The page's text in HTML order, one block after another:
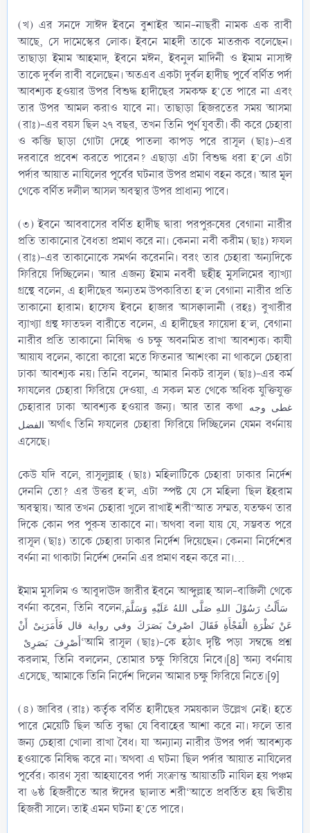
(খ) এর সনদে সাঈদ ইবনে বুশাইর আন-নাছরী নামক এক রাবী
আছে, সে দামেস্কের লোক। ইবনে মাহদী তাকে মাতরূক বলেছেন।
তাছাড়া ইমাম আহমাদ, ইবনে মঈন, ইবনুল মাদিনী ও ইমাম নাসাঈ
তাকে দুর্বল রাবী বলেছেন। অতএব একটা দুর্বল হাদীছ পূর্বে বর্ণিত পর্দা
আবশ্যক হওয়ার উপর বিশুদ্ধ হাদীছের সমকক্ষ হ’তে পারে না এবং
তার উপর আমল করাও যাবে না। তাছাড়া হিজরতের সময় আসমা
(রাঃ)-এর বয়স ছিল ২৭ বছর, তখন তিনি পূর্ণ যুবতী। কী করে চেহারা
ও কব্জি ছাড়া গোটা দেহে পাতলা কাপড় পরে রাসূল (ছাঃ)-এর
দরবারে প্রবেশ করতে পারেন? এছাড়া এটা বিশুদ্ধ ধরা হ’লে এটা
পর্দার আয়াত নাযিলের পূর্বের ঘটনার উপর প্রমাণ বহন করে। আর মূল
থেকে বর্ণিত দলীল আসল অবস্থার উপর প্রাধান্য পাবে।
(৩) ইবনে আববাসের বর্ণিত হাদীছ দ্বারা পরপুরুষের বেগানা নারীর
প্রতি তাকানোর বৈধতা প্রমাণ করে না। কেননা নবী করীম (ছাঃ) ফযল
(রাঃ)-এর তাকানোকে সমর্থন করেননি। বরং তার চেহারা অন্যদিকে
ফিরিয়ে দিচ্ছিলেন। আর এজন্য ইমাম নববী ছহীহ মুসলিমের ব্যাখ্যা
গ্রন্থে বলেন, এ হাদীছের অন্যতম উপকারিতা হ’ল বেগানা নারীর প্রতি
তাকানো হারাম। হাফেয ইবনে হাজার আসক্বালানী (রহঃ) বুখারীর
ব্যাখ্যা গ্রন্থ ফাতহুল বারীতে বলেন, এ হাদীছের ফায়েদা হ’ল, বেগানা
নারীর প্রতি তাকানো নিষিদ্ধ ও চক্ষু অবনমিত রাখা আবশ্যক। কাযী
আয়ায বলেন, কারো কারো মতে ফিতনার আশংকা না থাকলে চেহারা
ঢাকা আবশ্যক নয়। তিনি বলেন, আমার নিকট রাসূল (ছাঃ)-এর কর্ম
ফাযলের চেহারা ফিরিয়ে দেওয়া, এ সকল মত থেকে অধিক যুক্তিযুক্ত
চেহারার ঢাকা আবশ্যক হওয়ার জন্য। আর তার কথা
غطى وجه
الفضل
অর্থাৎ তিনি ফযলের চেহারা ফিরিয়ে দিচ্ছিলেন যেমন বর্ণনায়
এসেছে।
কেউ যদি বলে, রাসূলুল্লাহ (ছাঃ) মহিলাটিকে চেহারা ঢাকার নির্দেশ
দেননি তো? এর উত্তর হ’ল, এটা স্পষ্ট যে সে মহিলা ছিল ইহরাম
অবস্থায়। আর তখন চেহারা খুলে রাখাই শরী‘আত সম্মত, যতক্ষণ তার
দিকে কোন পর পুরুষ তাকাবে না। অথবা বলা যায় যে, সম্ভবত পরে
রাসূল (ছাঃ) তাকে চেহারা ঢাকার নির্দেশ দিয়েছেন। কেননা নির্দেশের
বর্ণনা না থাকাটা নির্দেশ দেননি এর প্রমাণ বহন করে না।...
ইমাম মুসলিম ও আবূদাঊদ জারীর ইবনে আব্দুল্লাহ আল-বাজিলী থেকে
বর্ণনা করেন, তিনি বলেন, سَأَلْتُ رَسُوْلَ اللهِ صَلَّى اللهُ عَلَيْهِ وَسَلَّمَ
عَنْ نَظْرَةِ الْفَجْأَةِ فَقَالَ اصْرِفْ بَصَرَكَ وفي رواية قال فَأَمَرَنِىْ أَنْ
أَصْرِفَ بَصَرِىْ ‘আমি রাসূল (ছাঃ)-কে হঠাৎ দৃষ্টি পড়া সম্বন্ধে প্রশ্ন
করলাম, তিনি বললেন, তোমার চক্ষু ফিরিয়ে নিবে।[8] অন্য বর্ণনায়
এসেছে, আমাকে তিনি নির্দেশ দিলেন আমার চক্ষু ফিরিয়ে নিতে।[9]
(৪) জাবির (রাঃ) কর্তৃক বর্ণিত হাদীছের সময়কাল উল্লেখ নেই। হতে
পারে মেয়েটি ছিল অতি বৃদ্ধা যে বিবাহের আশা করে না। ফলে তার
জন্য চেহারা খোলা রাখা বৈধ। যা অন্যান্য নারীর উপর পর্দা আবশ্যক
হওয়াকে নিষিদ্ধ করে না। অথবা এ ঘটনা ছিল পর্দার আয়াত নাযিলের
পূর্বের। কারণ সূরা আহযাবের পর্দা সংক্রান্ত আয়াতটি নাযিল হয় পঞ্চম
বা ৬ষ্ঠ হিজরীতে আর ঈদের ছালাত শরী‘আতে প্রবর্তিত হয় দ্বিতীয়
হিজরী সালে। তাই এমন ঘটনা হ’তে পারে।